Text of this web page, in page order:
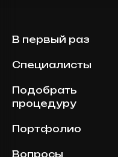
В первый раз
Специалисты
Подобрать
процедуру
Портфолио
Вопросы